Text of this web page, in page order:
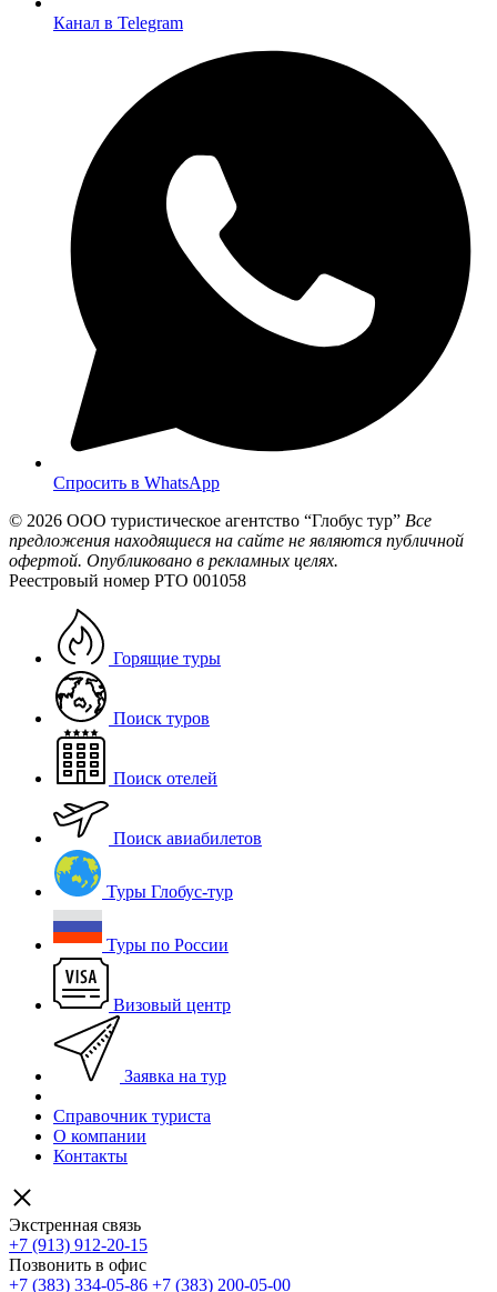
Канал в Telegram
Спросить в WhatsApp
© 2026 ООО туристическое агентство “Глобус тур” Все
предложения находящиеся на сайте не являются публичной
офертой. Опубликовано в рекламных целях.
Реестровый номер РТО 001058
Горящие туры
Поиск туров
Поиск отелей
Поиск авиабилетов
Туры Глобус-тур
Туры по России
Визовый центр
Заявка на тур
Справочник туриста
О компании
Контакты
Экстренная связь
+7 (913) 912-20-15
Позвонить в офис
+7 (383) 334-05-86 +7 (383) 200-05-00